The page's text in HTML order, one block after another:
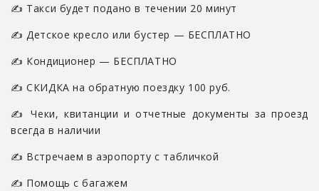
✍ Такси будет подано в течении 20 минут
✍ Детское кресло или бустер — БЕСПЛАТНО
✍ Кондиционер — БЕСПЛАТНО
✍ СКИДКА на обратную поездку 100 руб.
✍ Чеки, квитанции и отчетные документы за проезд
всегда в наличии
✍ Встречаем в аэропорту с табличкой
✍ Помощь с багажем